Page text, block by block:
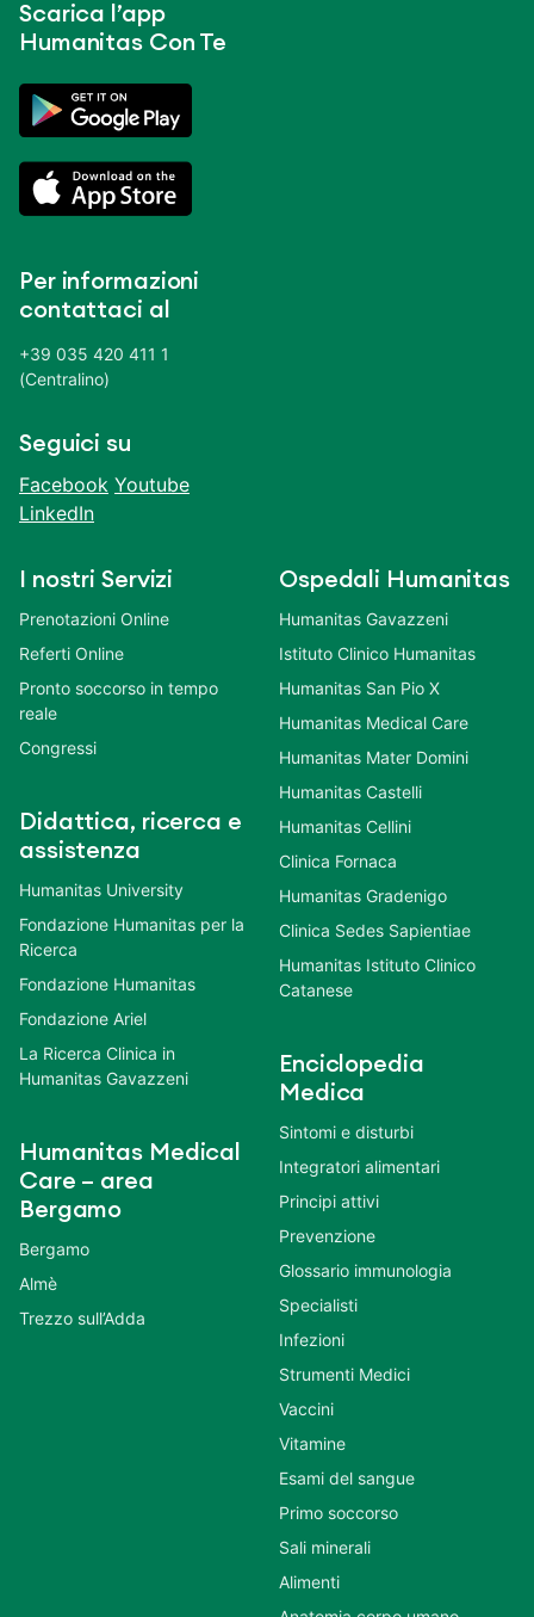
Scarica l’app
Humanitas Con Te
Per informazioni
contattaci al
+39 035 420 411 1
(Centralino)
Seguici su
Facebook Youtube
LinkedIn
I nostri Servizi
Prenotazioni Online
Referti Online
Pronto soccorso in tempo
reale
Congressi
Didattica, ricerca e
assistenza
Humanitas University
Fondazione Humanitas per la
Ricerca
Fondazione Humanitas
Fondazione Ariel
La Ricerca Clinica in
Humanitas Gavazzeni
Humanitas Medical
Care – area
Bergamo
Bergamo
Almè
Trezzo sull’Adda
Ospedali Humanitas
Humanitas Gavazzeni
Istituto Clinico Humanitas
Humanitas San Pio X
Humanitas Medical Care
Humanitas Mater Domini
Humanitas Castelli
Humanitas Cellini
Clinica Fornaca
Humanitas Gradenigo
Clinica Sedes Sapientiae
Humanitas Istituto Clinico
Catanese
Enciclopedia
Medica
Sintomi e disturbi
Integratori alimentari
Principi attivi
Prevenzione
Glossario immunologia
Specialisti
Infezioni
Strumenti Medici
Vaccini
Vitamine
Esami del sangue
Primo soccorso
Sali minerali
Alimenti